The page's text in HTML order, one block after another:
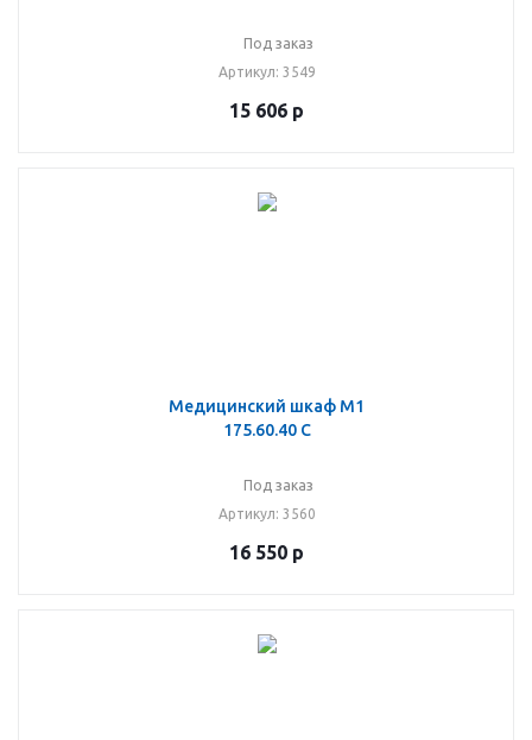
Под заказ
Артикул: 3549
15 606 р
Медицинский шкаф М1
175.60.40 C
Под заказ
Артикул: 3560
16 550 р